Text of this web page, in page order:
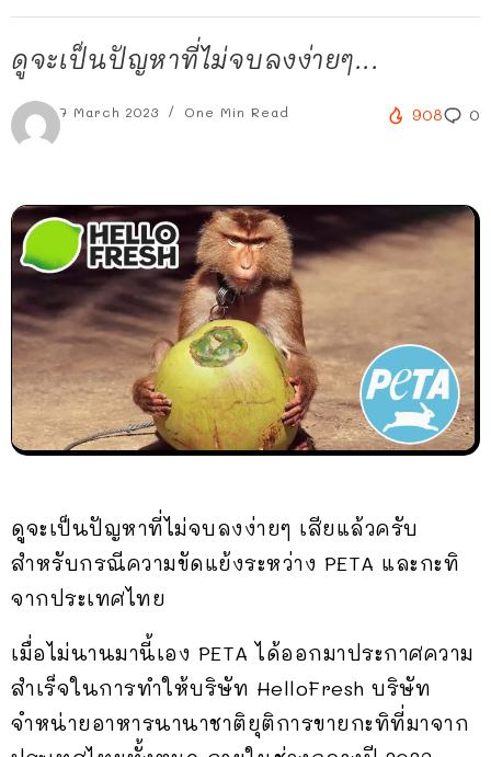
ดูจะเป็นปัญหาที่ไม่จบลงง่ายๆ...
7 March 2023 One Min Read 908 0
ดูจะเป็นปัญหาที่ไม่จบลงง่ายๆ เสียแล้วครับ
สำหรับกรณีความขัดแย้งระหว่าง PETA และกะทิ
จากประเทศไทย
เมื่อไม่นานมานี้เอง PETA ได้ออกมาประกาศความ
สำเร็จในการทำให้บริษัท HelloFresh บริษัท
จำหน่ายอาหารนานาชาติยุติการขายกะทิที่มาจาก